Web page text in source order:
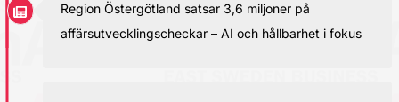
Region Östergötland satsar 3,6 miljoner på
affärsutvecklingscheckar – AI och hållbarhet i fokus